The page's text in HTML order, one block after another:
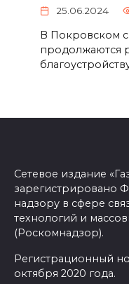
25.06.2024
В Покровском
продолжаются
Сетевое издание
зарегистрировано
надзору в сфере
технологий и
(Роскомнадзор).
Регистрационный
октября 2020 года.